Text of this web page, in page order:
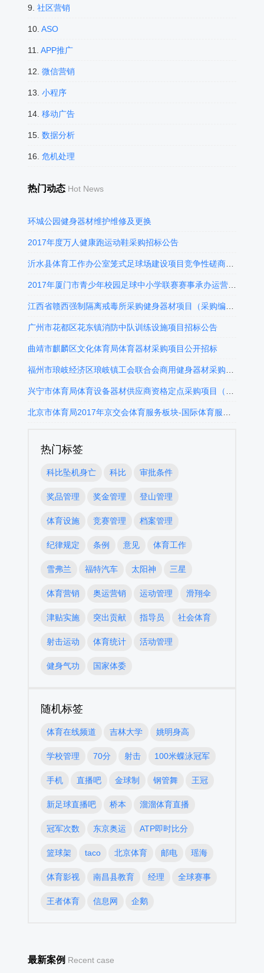
9. 社区营销
10. ASO
11. APP推广
12. 微信营销
13. 小程序
14. 移动广告
15. 数据分析
16. 危机处理
热门动态 Hot News
环城公园健身器材维护维修及更换
2017年度万人健康跑运动鞋采购招标公告
沂水县体育工作办公室笼式足球场建设项目竞争性磋商公告
2017年厦门市青少年校园足球中小学联赛赛事承办运营招标公告
广州市花都区花东镇消防中队训练设施项目招标公告
曲靖市麒麟区文化体育局体育器材采购项目公开招标
热门标签
科比坠机身亡 科比 审批条件
奖品管理 奖金管理 登山管理
体育设施 竞赛管理 档案管理
纪律规定 条例 意见 体育工作
雪弗兰 福特汽车 太阳神 三星
体育营销 奥运营销 运动管理 滑翔伞
津贴实施 突出贡献 指导员 社会体育
射击运动 体育统计 活动管理
健身气功 国家体委
随机标签
体育在线频道 吉林大学 姚明身高
学校管理 70分 射击 100米蝶泳冠军
手机 直播吧 金球制 钢管舞 王冠
新足球直播吧 桥本 溜溜体育直播
冠军次数 东京奥运 ATP即时比分
篮球架 taco 北京体育 邮电 瑶海
体育影视 南昌县教育 经理 全球赛事
王者体育 信息网 企鹅
最新案例 Recent case